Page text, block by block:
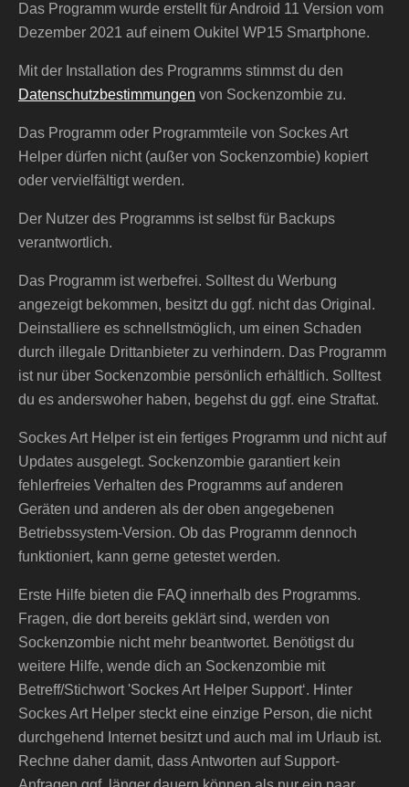
Das Programm wurde erstellt für Android 11 Version vom
Dezember 2021 auf einem Oukitel WP15 Smartphone.
Mit der Installation des Programms stimmst du den
Datenschutzbestimmungen von Sockenzombie zu.
Das Programm oder Programmteile von Sockes Art
Helper dürfen nicht (außer von Sockenzombie) kopiert
oder vervielfältigt werden.
Der Nutzer des Programms ist selbst für Backups
verantwortlich.
Das Programm ist werbefrei. Solltest du Werbung
angezeigt bekommen, besitzt du ggf. nicht das Original.
Deinstalliere es schnellstmöglich, um einen Schaden
durch illegale Drittanbieter zu verhindern. Das Programm
ist nur über Sockenzombie persönlich erhältlich. Solltest
du es anderswoher haben, begehst du ggf. eine Straftat.
Sockes Art Helper ist ein fertiges Programm und nicht auf
Updates ausgelegt. Sockenzombie garantiert kein
fehlerfreies Verhalten des Programms auf anderen
Geräten und anderen als der oben angegebenen
Betriebssystem-Version. Ob das Programm dennoch
funktioniert, kann gerne getestet werden.
Erste Hilfe bieten die FAQ innerhalb des Programms.
Fragen, die dort bereits geklärt sind, werden von
Sockenzombie nicht mehr beantwortet. Benötigst du
weitere Hilfe, wende dich an Sockenzombie mit
Betreff/Stichwort 'Sockes Art Helper Support‘. Hinter
Sockes Art Helper steckt eine einzige Person, die nicht
durchgehend Internet besitzt und auch mal im Urlaub ist.
Rechne daher damit, dass Antworten auf Support-